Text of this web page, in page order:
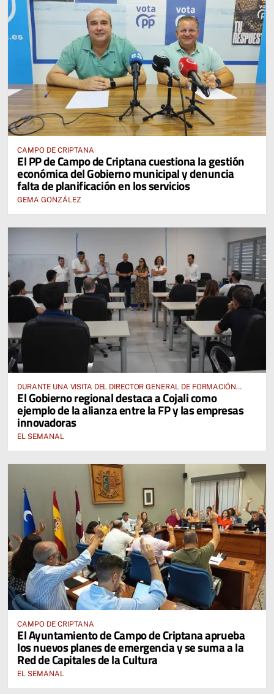
CAMPO DE CRIPTANA
El PP de Campo de Criptana cuestiona la gestión
económica del Gobierno municipal y denuncia
falta de planificación en los servicios
GEMA GONZÁLEZ
DURANTE UNA VISITA DEL DIRECTOR GENERAL DE FORMACIÓN
PROFESIONAL, JOSÉ RODRIGO CERRILLO
El Gobierno regional destaca a Cojali como
ejemplo de la alianza entre la FP y las empresas
innovadoras
EL SEMANAL
CAMPO DE CRIPTANA
El Ayuntamiento de Campo de Criptana aprueba
los nuevos planes de emergencia y se suma a la
Red de Capitales de la Cultura
EL SEMANAL